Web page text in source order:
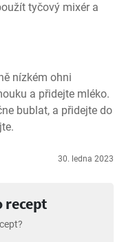
tyčový mixér a
nízkém ohni
a přidejte mléko.
bublat, a přidejte do
30. ledna 2023
recept